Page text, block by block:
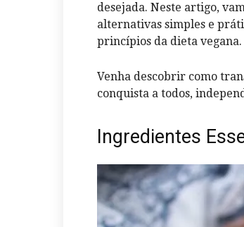
desejada.⁤ Neste artigo,
alternativas ⁢simples ‍e
princípios da dieta vegana.
Venha descobrir⁤ como
conquista a ⁤todos,
Ingredientes